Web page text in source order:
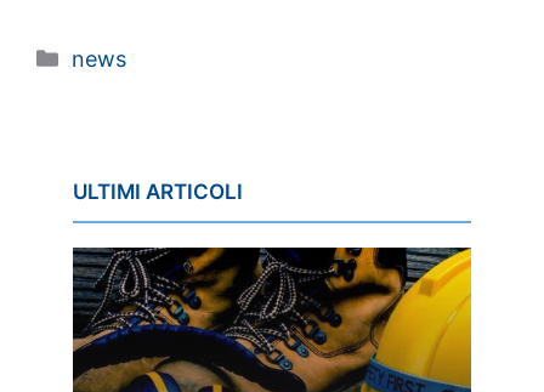
Categorie
news
ULTIMI ARTICOLI